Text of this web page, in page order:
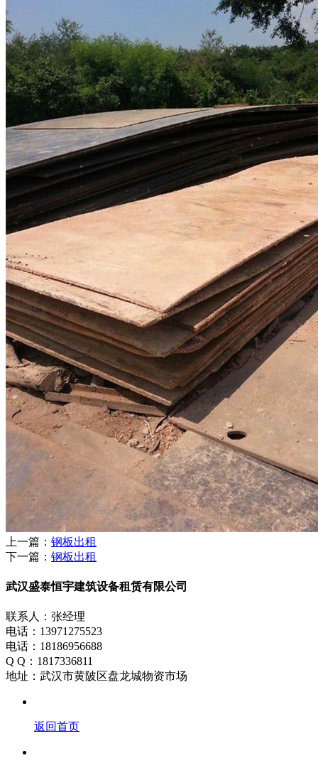
上一篇： 钢板出租
下一篇： 钢板出租
武汉盛泰恒宇建筑设备租赁有限公司
联系人：张经理
电话：13971275523
电话：18186956688
Q Q：1817336811
地址：武汉市黄陂区盘龙城物资市场
返回首页